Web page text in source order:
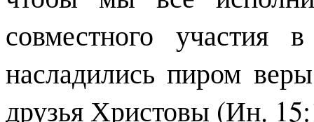
совместного участия
насладились пиром
друзья Христовы (Ин.